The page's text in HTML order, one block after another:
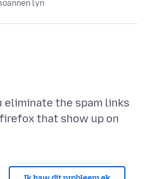
lyn
eliminate the spam links
that show up on